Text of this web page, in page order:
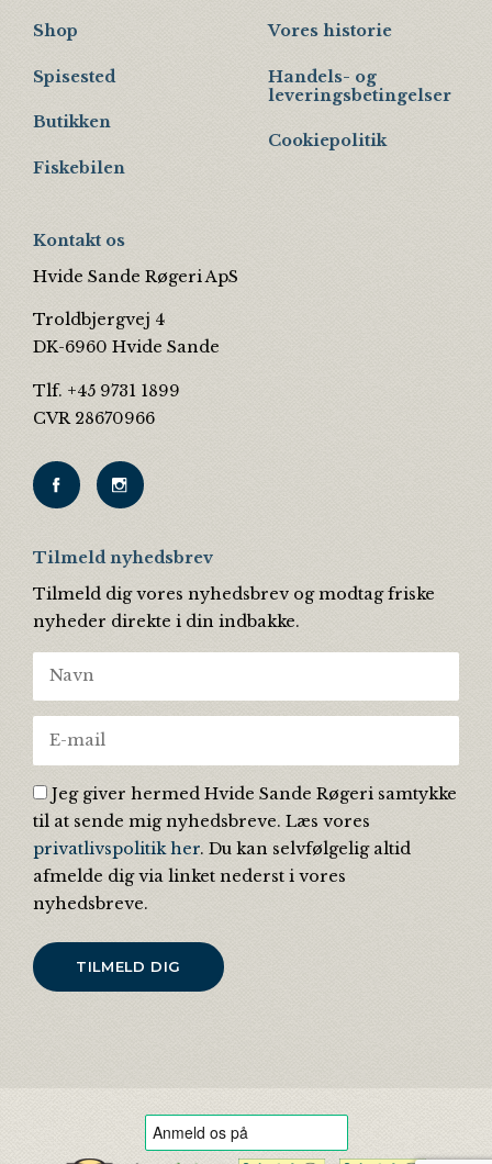
Shop
Spisested
Butikken
Fiskebilen
Vores historie
Handels- og
leveringsbetingelser
Cookiepolitik
Kontakt os
Hvide Sande Røgeri ApS
Troldbjergvej 4
DK-6960 Hvide Sande
Tlf. +45 9731 1899
CVR 28670966
Tilmeld nyhedsbrev
Tilmeld dig vores nyhedsbrev og modtag friske
nyheder direkte i din indbakke.
Jeg giver hermed Hvide Sande Røgeri samtykke
til at sende mig nyhedsbreve. Læs vores
privatlivspolitik her. Du kan selvfølgelig altid
afmelde dig via linket nederst i vores
nyhedsbreve.